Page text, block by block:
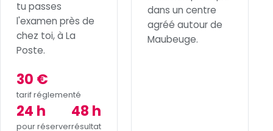
tu passes
l'examen près de
chez toi, à La
Poste.
30 €
tarif réglementé
24 h
pour réserver
48 h
résultat
dans un centre
agréé autour de
Maubeuge.